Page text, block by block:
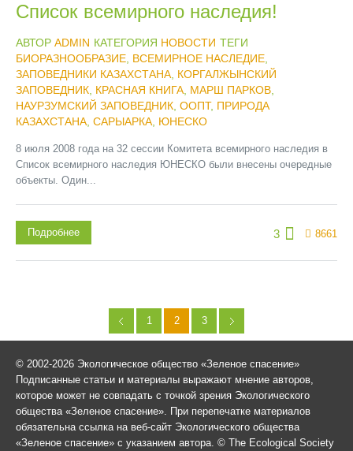
Список всемирного наследия!
АВТОР ADMIN КАТЕГОРИЯ НОВОСТИ ТЕГИ
БИОРАЗНООБРАЗИЕ ВСЕМИРНОЕ НАСЛЕДИЕ
ЗАПОВЕДНИКИ КАЗАХСТАНА КОРГАЛЖЫНСКИЙ
ЗАПОВЕДНИК КРАСНАЯ КНИГА МАРШ ПАРКОВ
НАУРЗУМСКИЙ ЗАПОВЕДНИК ООПТ, ПРИРОДА
КАЗАХСТАНА САРЫАРКА ЮНЕСКО
8 июля 2008 года на 32 сессии Комитета всемирного наследия в
Список всемирного наследия ЮНЕСКО были внесены очередные
объекты. Один...
3 8661
Подробнее
1 2 3
© 2002-2026 Экологическое общество «Зеленое спасение»
Подписанные статьи и материалы выражают мнение авторов,
которое может не совпадать с точкой зрения Экологического
общества «Зеленое спасение». При перепечатке материалов
обязательна ссылка на веб-сайт Экологического общества
«Зеленое спасение» с указанием автора. © The Ecological Society